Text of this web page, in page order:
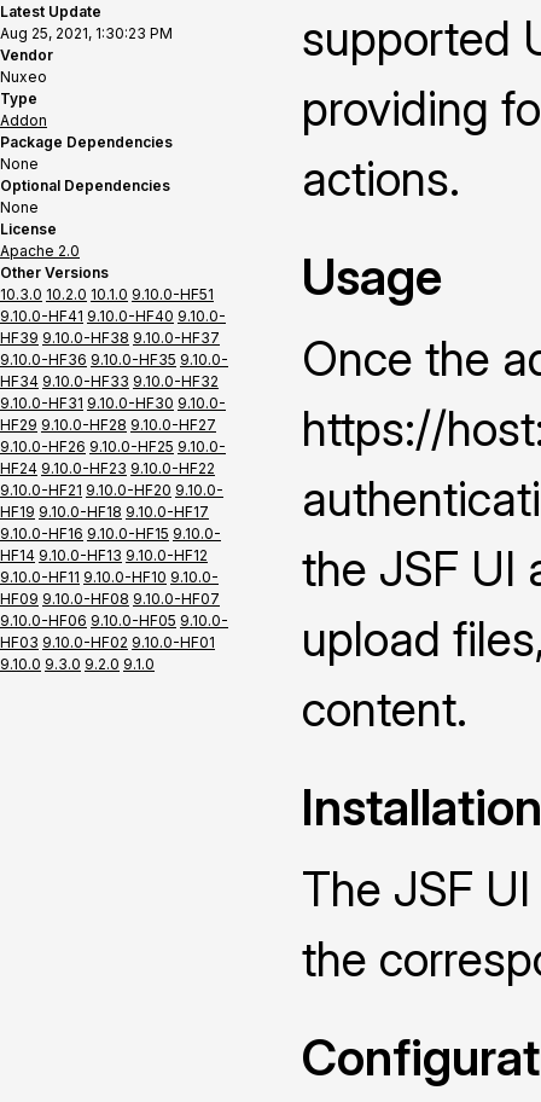
Latest Update
Aug 25, 2021, 1:30:23 PM
Vendor
Nuxeo
Type
Addon
Package Dependencies
None
Optional Dependencies
None
License
Apache 2.0
Other Versions
10.3.0 10.2.0 10.1.0 9.10.0-HF51
9.10.0-HF41 9.10.0-HF40 9.10.0-
HF39 9.10.0-HF38 9.10.0-HF37
9.10.0-HF36 9.10.0-HF35 9.10.0-
HF34 9.10.0-HF33 9.10.0-HF32
9.10.0-HF31 9.10.0-HF30 9.10.0-
HF29 9.10.0-HF28 9.10.0-HF27
9.10.0-HF26 9.10.0-HF25 9.10.0-
HF24 9.10.0-HF23 9.10.0-HF22
9.10.0-HF21 9.10.0-HF20 9.10.0-
HF19 9.10.0-HF18 9.10.0-HF17
9.10.0-HF16 9.10.0-HF15 9.10.0-
HF14 9.10.0-HF13 9.10.0-HF12
9.10.0-HF11 9.10.0-HF10 9.10.0-
HF09 9.10.0-HF08 9.10.0-HF07
9.10.0-HF06 9.10.0-HF05 9.10.0-
HF03 9.10.0-HF02 9.10.0-HF01
9.10.0 9.3.0 9.2.0 9.1.0
supported
providing
actions.
Usage
Once the
https://
the JSF UI
upload
content.
Installation
The JSF
the